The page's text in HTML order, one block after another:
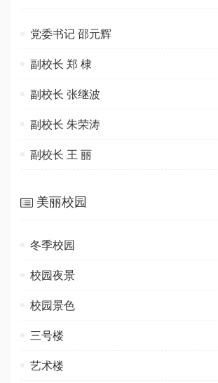
党委书记 邵元辉
副校长 郑 棣
副校长 张继波
副校长 朱荣涛
副校长 王 丽
美丽校园
冬季校园
校园夜景
校园景色
三号楼
艺术楼